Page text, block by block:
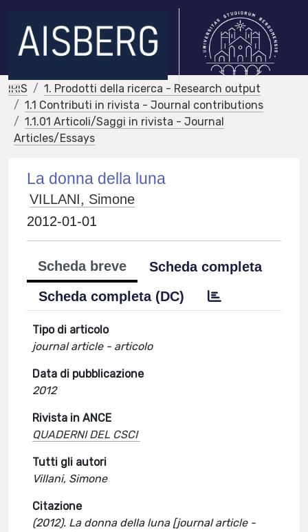
IRIS
1. Prodotti della ricerca - Research output
1.1 Contributi in rivista - Journal contributions
1.1.01 Articoli/Saggi in rivista - Journal
Articles/Essays
La donna della luna
VILLANI, Simone
2012-01-01
Scheda breve
Scheda completa
Scheda completa (DC)
Tipo di articolo
journal article - articolo
Data di pubblicazione
2012
Rivista in ANCE
QUADERNI DEL CSCI
Tutti gli autori
Villani, Simone
Citazione
(2012). La donna della luna [journal article -